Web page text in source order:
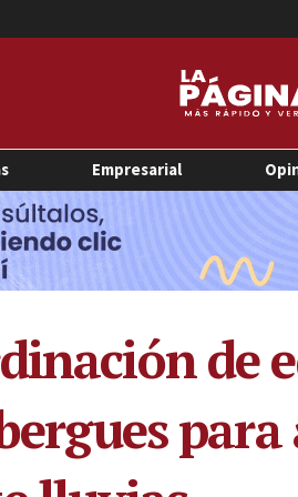
Empresarial
de